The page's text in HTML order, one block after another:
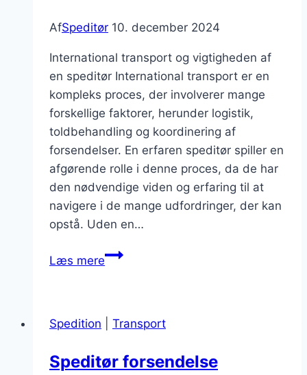
management
AfSpeditør 10. december 2024
International transport og vigtigheden af
en speditør International transport er en
kompleks proces, der involverer mange
forskellige faktorer, herunder logistik,
toldbehandling og koordinering af
forsendelser. En erfaren speditør spiller en
afgørende rolle i denne proces, da de har
den nødvendige viden og erfaring til at
navigere i de mange udfordringer, der kan
opstå. Uden en…
Læs mereInternational
erfaren
Spedition Transport
Speditør forsendelse